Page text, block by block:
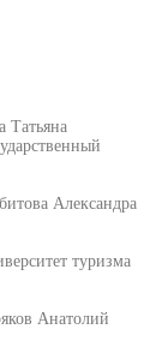
Татьяна
Александра
туризма
Анатолий